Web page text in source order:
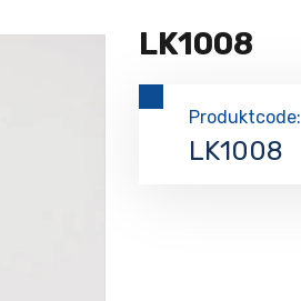
LK1008
Produktcode:
LK1008